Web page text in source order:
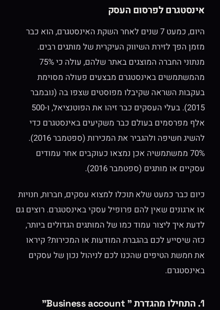
אינסטגרם לפרסום העסק
היום, כמעט 7 שנים לאחר השקת האינסטגרם, הוא כבר
מזמן הפך לזירת השיווק העיקרית של מותגים רבים.
מנתוני החברה המוצגים באתר שלהם, עולה כי 75%
מהמשתמשים באינסטגרם מבצעים פעולה מסוימת
בעקבות השראה שקיבלו מפוסטים שצפו בה (נובמבר
2015). בעלי העסקים כבר זיהו את הפוטנציאל, ו-500
אלף מפרסמים בעולם כבר משקיעים באינסטגרם כדי
להשיג חשיפה ולהגביר את המכירות (ספטמבר 2016).
70% ממשתמשיה אכן נמצאו כעוקבים אחר עמודים
עסקיים או מותגים (ספטמבר 2016).
כיום כבר כמעט שלא תוכלו למצוא עסקים, חברות, חנויות
או ארגונים שאין להם פרופיל עסקי באינסטגרם. רוצים גם
לדעת איך ליצור עמוד כמו של המותגים הגדולים ביותר,
כזה שיסייע לכם בהגברת המודעות או המכירות? קיראו
את חמשת הטיפים שהכנו לכם לניהול נכון של עסקים
באינסטגרם.
1. התחילו מהגדרת " Business account"